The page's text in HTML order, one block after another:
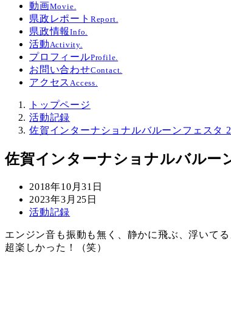
動画Movie.
県政レポート Report.
県政情報Info.
活動Activity.
プロフィールProfile.
お問い合わせContact.
アクセス Access.
トップページ
活動記録
佐賀インターナショナルバルーンフェスタ 2
佐賀インターナショナルバルー
投
稿
日
2018年10月31日
更
新
2023年3月25日
カ
ゴ
リ
活動記録
エンジン音も振動も無く、静かに飛ぶ、浮いて
超楽しかった！（笑）